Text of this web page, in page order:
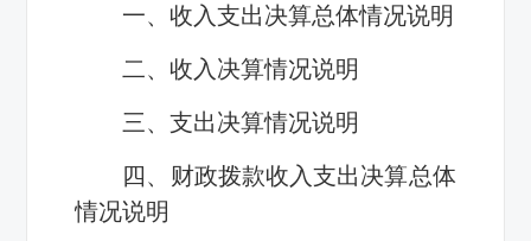
一、收入支出决算总体情况说明
二、收入决算情况说明
三、支出决算情况说明
四、财政拨款收入支出决算总体
情况说明